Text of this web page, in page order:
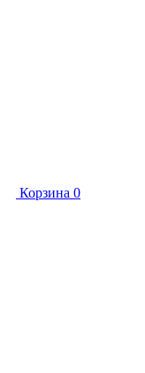
Корзина 0